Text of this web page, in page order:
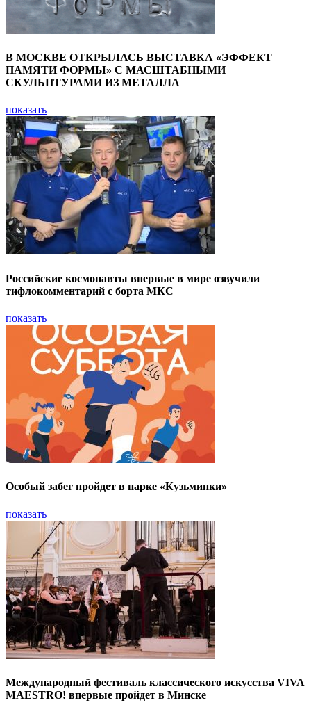
В МОСКВЕ ОТКРЫЛАСЬ ВЫСТАВКА «ЭФФЕКТ
ПАМЯТИ ФОРМЫ» С МАСШТАБНЫМИ
СКУЛЬПТУРАМИ ИЗ МЕТАЛЛА
показать
Российские космонавты впервые в мире озвучили
тифлокомментарий с борта МКС
показать
Особый забег пройдет в парке «Кузьминки»
показать
Международный фестиваль классического искусства VIVA
MAESTRO! впервые пройдет в Минске